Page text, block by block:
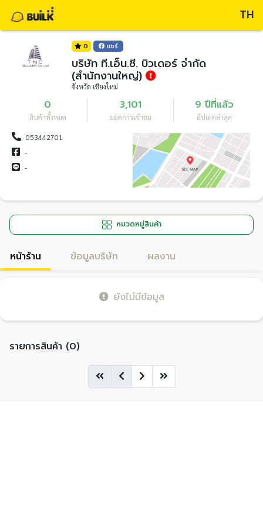
TH
0 แชร์
บริษัท ที.เอ็น.ซี. บิวเดอร์ จำกัด
(สำนักงานใหญ่)
จังหวัด เชียงใหม่
0
สินค้าทั้งหมด
3,101
ยอดการเข้าชม
9 ปีที่แล้ว
อัปเดตล่าสุด
053442701
-
-
หมวดหมู่สินค้า
หน้าร้าน ข้อมูลบริษัท ผลงาน
ยังไม่มีข้อมูล
รายการสินค้า (0)